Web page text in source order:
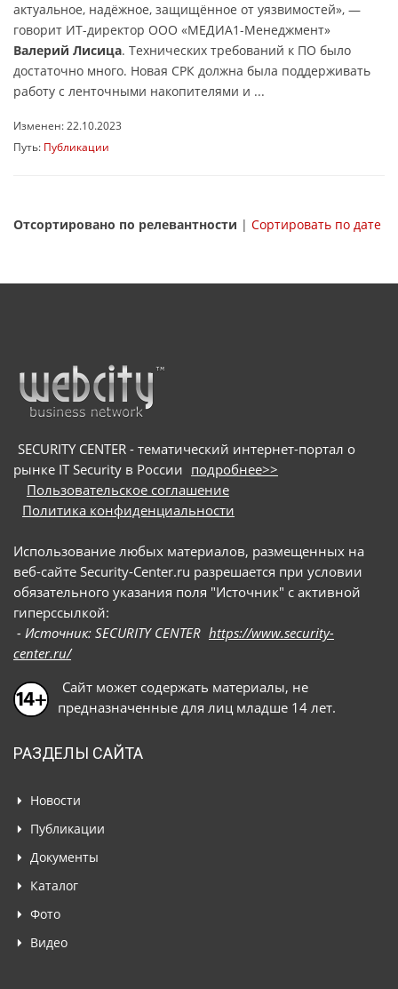
актуальное, надёжное, защищённое от уязвимостей», —
говорит ИТ-директор ООО «МЕДИА1-Менеджмент»
Валерий Лисица. Технических требований к ПО было
достаточно много. Новая СРК должна была поддерживать
работу с ленточными накопителями и ...
Изменен: 22.10.2023
Путь: Публикации
Отсортировано по релевантности | Сортировать по дате
SECURITY CENTER - тематический интернет-портал о
рынке IT Security в России подробнее>>
Пользовательское соглашение
Политика конфиденциальности
Использование любых материалов, размещенных на
веб-сайте Security-Center.ru разрешается при условии
обязательного указания поля "Источник" с активной
гиперссылкой:
- Источник: SECURITY CENTER https://www.security-
center.ru/
Сайт может содержать материалы, не
предназначенные для лиц младше 14 лет.
РАЗДЕЛЫ САЙТА
Новости
Публикации
Документы
Каталог
Фото
Видео